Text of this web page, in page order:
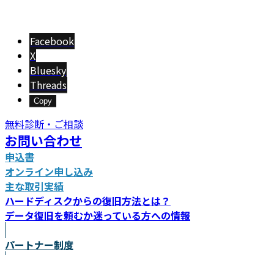
Facebook
X
Bluesky
Threads
Copy
無料診断・ご相談
お問い合わせ
申込書
オンライン申し込み
主な取引実績
ハードディスクからの復旧方法とは？
データ復旧を頼むか迷っている方への情報
パートナー制度